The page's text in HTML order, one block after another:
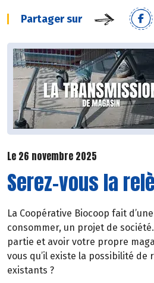
Partager sur
Le 26 novembre 2025
Serez-vous la
La Coopérative Biocoop fait
consommer, un projet de
partie et avoir votre propre
vous qu’il existe la possibilité
existants ?